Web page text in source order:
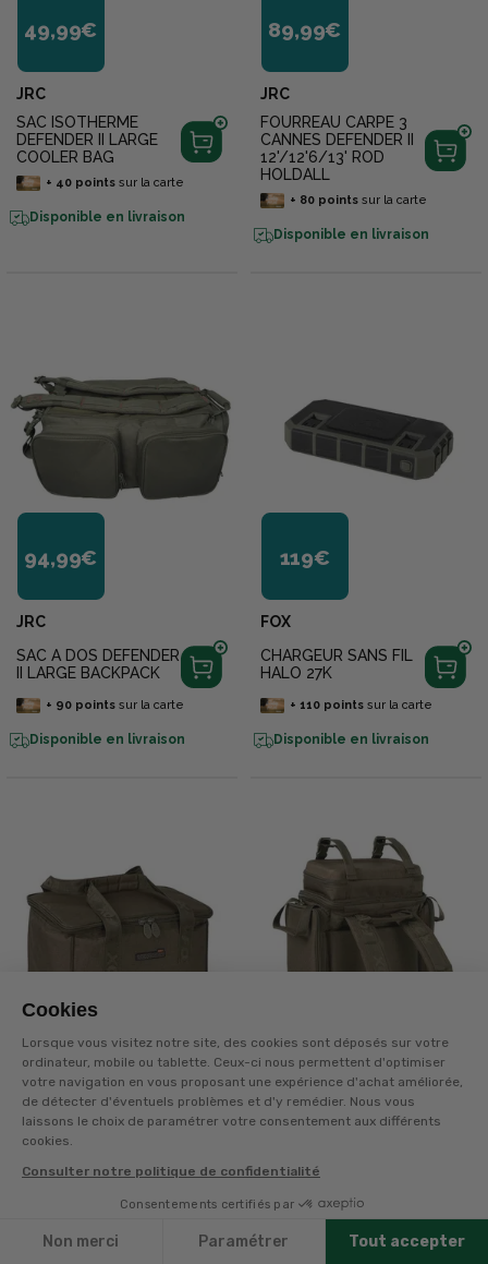
Cookies
Lorsque vous visitez notre site, des cookies sont déposés sur votre
ordinateur, mobile ou tablette. Ceux-ci nous permettent d'optimiser
votre navigation en vous proposant une expérience d'achat améliorée,
de détecter d'éventuels problèmes et d'y remédier. Nous vous
laissons le choix de paramétrer votre consentement aux différents
cookies.
Consulter notre politique de confidentialité
Consentements certifiés par
Non merci Paramétrer Tout accepter
Filtres
49,99€
JRC
SAC ISOTHERME
DEFENDER II LARGE
COOLER BAG
+ 40pointssur la carte
Disponible en livraison
89,99€
JRC
FOURREAU CARPE 3
CANNES DEFENDER II
12'/12'6/13' ROD
HOLDALL
+ 80pointssur la carte
Disponible en livraison
94,99€
JRC
SAC A DOS DEFENDER
II LARGE BACKPACK
+ 90pointssur la carte
Disponible en livraison
119€
FOX
CHARGEUR SANS FIL
HALO 27K
+ 110pointssur la carte
Disponible en livraison
34,99€
FOX
VOYAGER
sur la carte
Disponible en livraison
69,99€
FOX
SAC A DOS VOYAGER
+ 60 pointssur la carte
Disponible en livraison